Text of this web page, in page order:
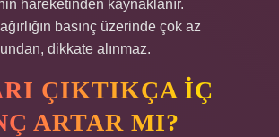
hareketinden kaynaklanır.
basınç üzerinde çok az
dikkate alınmaz.
ÇIKTIKÇA IÇ
ARTAR MI?